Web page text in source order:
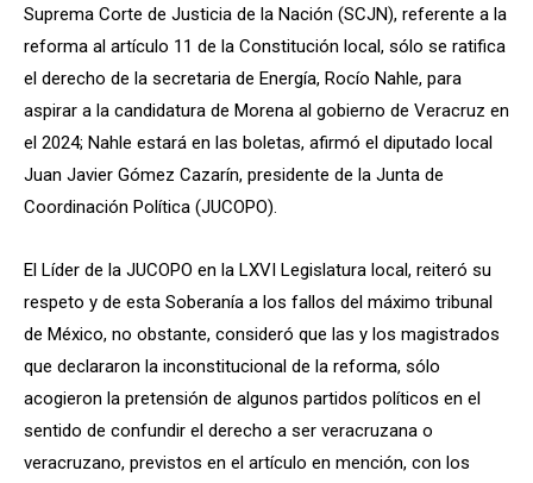
Suprema Corte de Justicia de la Nación (SCJN), referente a la
reforma al artículo 11 de la Constitución local, sólo se ratifica
el derecho de la secretaria de Energía, Rocío Nahle, para
aspirar a la candidatura de Morena al gobierno de Veracruz en
el 2024; Nahle estará en las boletas, afirmó el diputado local
Juan Javier Gómez Cazarín, presidente de la Junta de
Coordinación Política (JUCOPO).
El Líder de la JUCOPO en la LXVI Legislatura local, reiteró su
respeto y de esta Soberanía a los fallos del máximo tribunal
de México, no obstante, consideró que las y los magistrados
que declararon la inconstitucional de la reforma, sólo
acogieron la pretensión de algunos partidos políticos en el
sentido de confundir el derecho a ser veracruzana o
veracruzano, previstos en el artículo en mención, con los